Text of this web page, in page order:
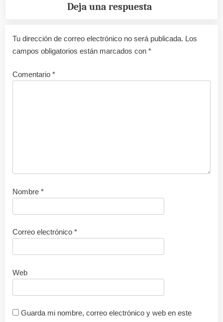
Deja una respuesta
Tu dirección de correo electrónico no será publicada. Los
campos obligatorios están marcados con *
Comentario *
Nombre *
Correo electrónico *
Web
Guarda mi nombre, correo electrónico y web en este